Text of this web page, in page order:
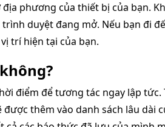
phương của thiết bị của bạn.
duyệt đang mở. Nếu bạn đi
trí hiện tại của bạn.
điểm để tương tác ngay lập
thêm vào danh sách lâu dài